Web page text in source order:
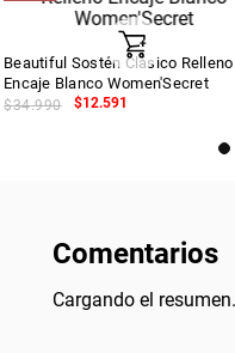
Beautiful Sostén Clásico Relleno
Encaje Blanco Women'Secret
$34.990 $12.591
Comentarios
Cargando el